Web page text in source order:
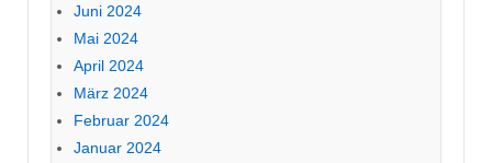
Juni 2024
Mai 2024
April 2024
März 2024
Februar 2024
Januar 2024